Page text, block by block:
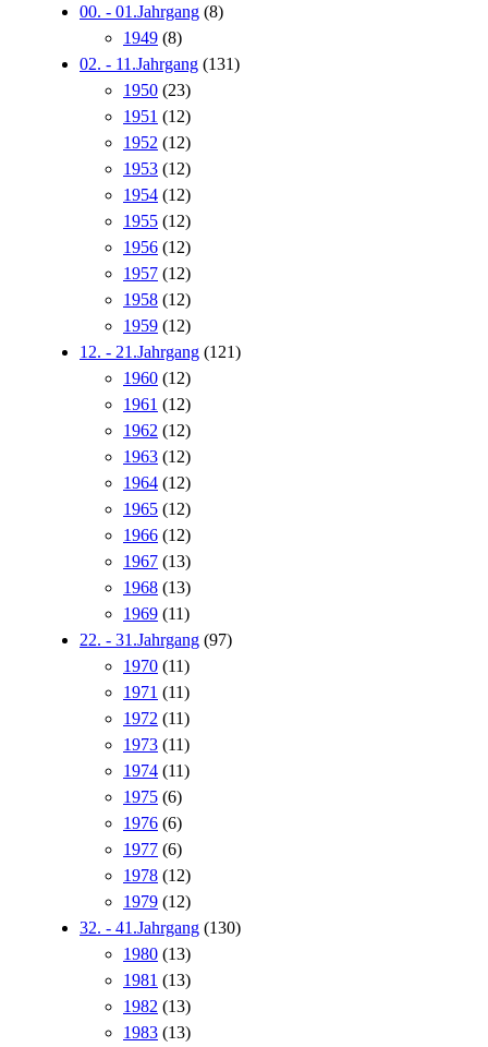
00. - 01.Jahrgang (8)
1949 (8)
02. - 11.Jahrgang (131)
1950 (23)
1951 (12)
1952 (12)
1953 (12)
1954 (12)
1955 (12)
1956 (12)
1957 (12)
1958 (12)
1959 (12)
12. - 21.Jahrgang (121)
1960 (12)
1961 (12)
1962 (12)
1963 (12)
1964 (12)
1965 (12)
1966 (12)
1967 (13)
1968 (13)
1969 (11)
22. - 31.Jahrgang (97)
1970 (11)
1971 (11)
1972 (11)
1973 (11)
1974 (11)
1975 (6)
1976 (6)
1977 (6)
1978 (12)
1979 (12)
32. - 41.Jahrgang (130)
1980 (13)
1981 (13)
1982 (13)
1983 (13)